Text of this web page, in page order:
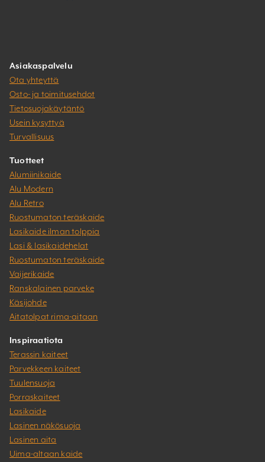
Asiakaspalvelu
Ota yhteyttä
Osto- ja toimitusehdot
Tietosuojakäytäntö
Usein kysyttyä
Turvallisuus
Tuotteet
Alumiinikaide
Alu Modern
Alu Retro
Ruostumaton teräskaide
Lasikaide ilman tolppia
Lasi & lasikaidehelat
Ruostumaton teräskaide
Vaijerikaide
Ranskalainen parveke
Käsijohde
Aitatolpat rima-aitaan
Inspiraatiota
Terassin kaiteet
Parvekkeen kaiteet
Tuulensuoja
Porraskaiteet
Lasikaide
Lasinen näkösuoja
Lasinen aita
Uima-altaan kaide